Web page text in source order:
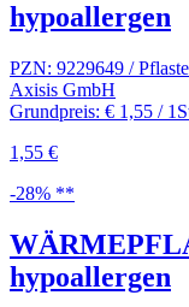
hypoallergen
PZN: 9229649 /
Axisis GmbH
Grundpreis: € 1,55 /
1,55 €
-28% **
hypoallergen